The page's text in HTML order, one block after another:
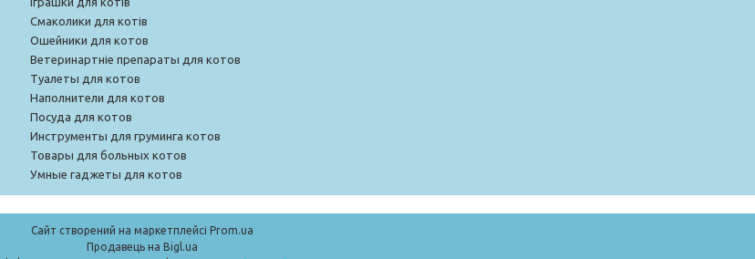
Смаколики для котів
Ошейники для котов
Ветеринартніе препараты для котов
Туалеты для котов
Наполнители для котов
Посуда для котов
Инструменты для груминга котов
Товары для больных котов
Умные гаджеты для котов
Сайт створений на маркетплейсі Prom.ua
Продавець на Bigl.ua